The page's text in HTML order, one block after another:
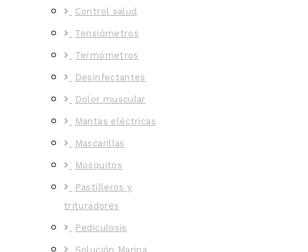
Control salud
Tensiómetros
Termómetros
Desinfectantes
Dolor muscular
Mantas eléctricas
Mascarillas
Mosquitos
Pastilleros y
trituradores
Pediculosis
Solución Marina